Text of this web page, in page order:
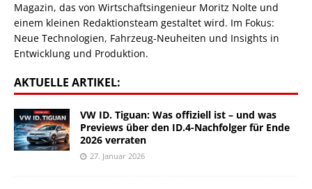
Magazin, das von Wirtschaftsingenieur Moritz Nolte und
einem kleinen Redaktionsteam gestaltet wird. Im Fokus:
Neue Technologien, Fahrzeug-Neuheiten und Insights in
Entwicklung und Produktion.
AKTUELLE ARTIKEL:
VW ID. Tiguan: Was offiziell ist – und was
Previews über den ID.4-Nachfolger für Ende
2026 verraten
27. Januar 2026